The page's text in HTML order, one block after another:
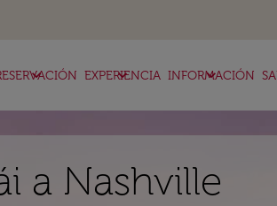
keyboard_arrow_down EXPERIENCIA
keyboard_arrow_down INFORMACIÓN
keyboard_arrow_down
a Nashville